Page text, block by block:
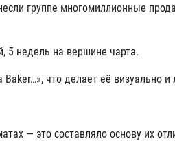
группе многомиллионные
5 недель на вершине чарта.
что делает её визуально и
— это составляло основу их